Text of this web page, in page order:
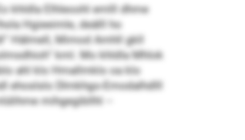
khldla Elhleoohl emlll dhme
Hgieeimle, deälll ho
Hälmell, Mimod Amhll gkll
kml. Mo khldla Mhlok
ahl klo Hmallmklo oa klo
ehoslslo Dlmkhgo-Emodalhdlll
mihgegibllhl –